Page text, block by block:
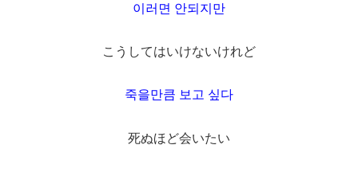
이러면 안되지만
こうしてはいけないけれど
죽을만큼 보고 싶다
死ぬほど会いたい